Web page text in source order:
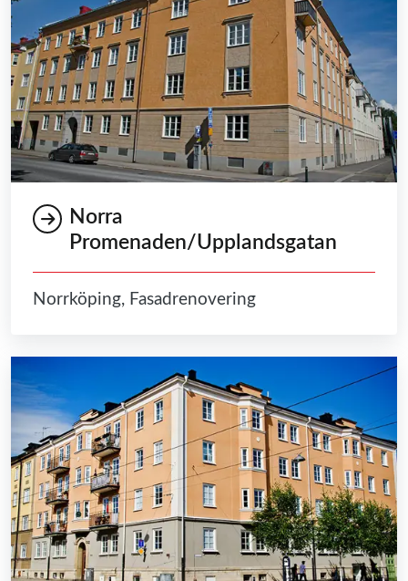
Norra
Promenaden/Upplandsgatan
Norrköping, Fasadrenovering